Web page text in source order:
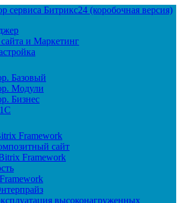
сервиса Битрикс24 (коробочная версия)
и Маркетинг
Базовый
Модули
Бизнес
Framework
сайт
Framework
высоконагруженных